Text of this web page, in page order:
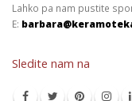
Lahko pa nam pustite
E:
Sledite nam na